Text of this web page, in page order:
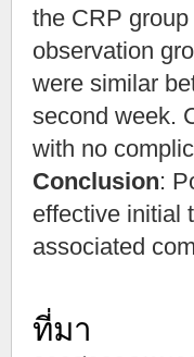
the CRP
observation
were similar
second week.
with no
Conclusion:
effective initial
associated
ที่มา